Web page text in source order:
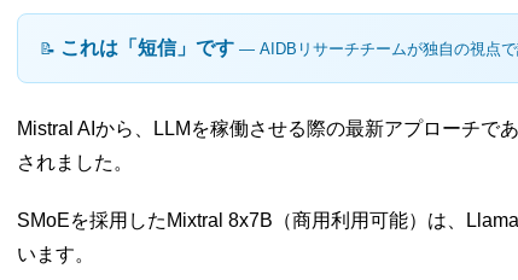
📝 これは「短信」です ― AIDBリサーチチームが独自の視点で
Mistral AIから、LLMを稼働させる際の最新アプローチで
されました。
SMoEを採用したMixtral 8x7B（商用利用可能）は、
います。